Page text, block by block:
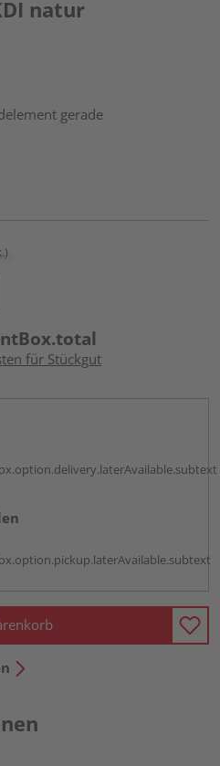
natur
gerade
für Stückgut